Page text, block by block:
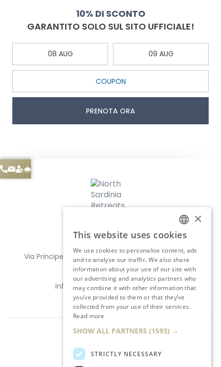
10% DI SCONTO
GARANTITO SOLO SUL SITO UFFICIALE!
PRENOTA ORA
Via Principe Amedeo 12, 07024, La Maddalena (SS)
(+39) 377 35 75 202
info@northsardiniaretreats.com
P. IVA 02991870904
Privacy & Cookie Policy
ITALIAN
ENGLISH
×
This website uses cookies
We use cookies to personalise content, ads
and to analyse our traffic. We also share
information about your use of our site with
our advertising and analytics partners who
may combine it with other information that
you’ve provided to them or that they’ve
collected from your use of their services.
Read more
SHOW ALL PARTNERS (1593) →
STRICTLY NECESSARY